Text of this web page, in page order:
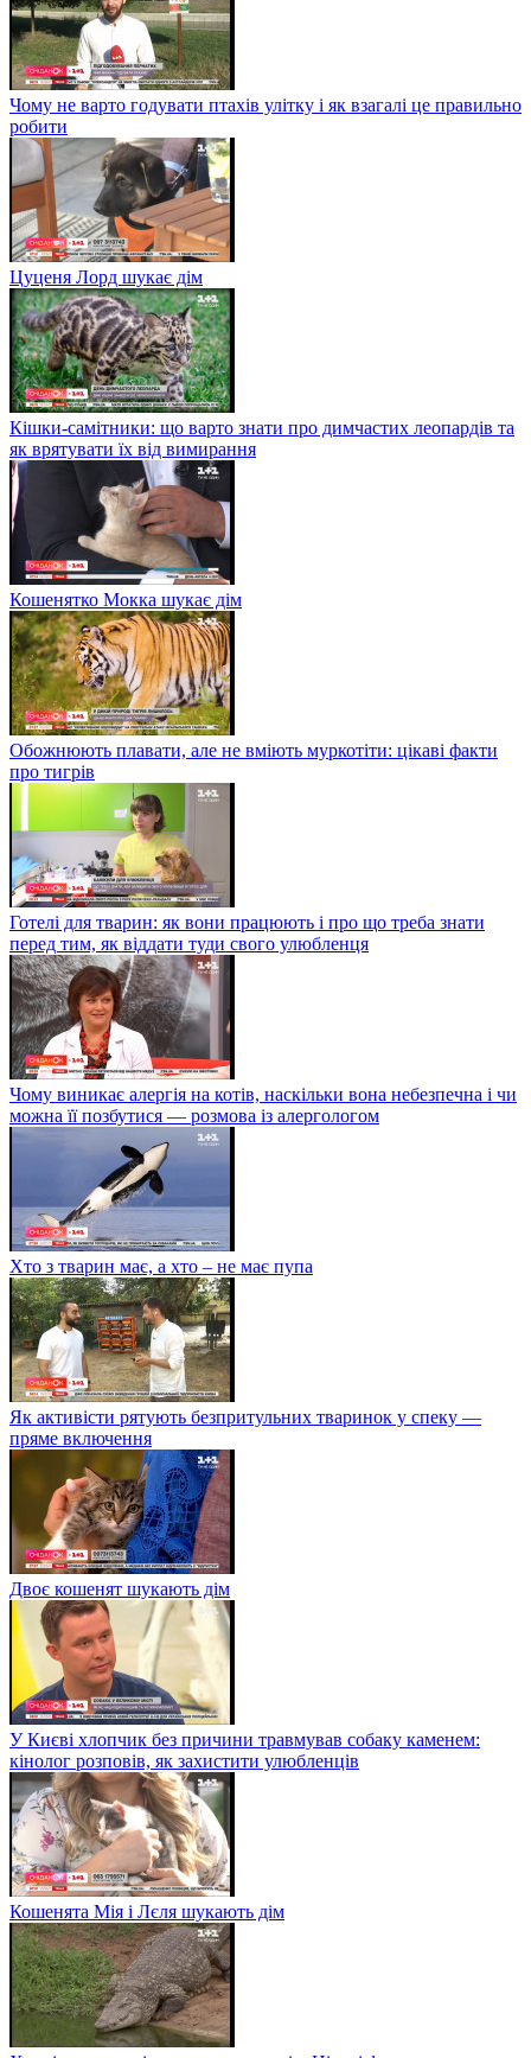
Чому не варто годувати птахів улітку і як взагалі це правильно
робити
Цуценя Лорд шукає дім
Кішки-самітники: що варто знати про димчастих леопардів та
як врятувати їх від вимирання
Кошенятко Мокка шукає дім
Обожнюють плавати, але не вміють муркотіти: цікаві факти
про тигрів
Готелі для тварин: як вони працюють і про що треба знати
перед тим, як віддати туди свого улюбленця
Чому виникає алергія на котів, наскільки вона небезпечна і чи
можна її позбутися — розмова із алергологом
Хто з тварин має, а хто – не має пупа
Як активісти рятують безпритульних тваринок у спеку —
пряме включення
Двоє кошенят шукають дім
У Києві хлопчик без причини травмував собаку каменем:
кінолог розповів, як захистити улюбленців
Кошенята Мія і Лєля шукають дім